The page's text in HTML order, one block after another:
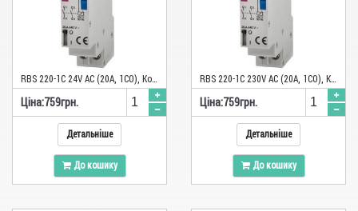
RВS 220-1C 24V AC (20A, 1CO), Контактор імпульсний
Цiна:759грн.
Детальніше
До кошику
RВS 220-1C 230V AC (20A, 1CO), Контактор імпульсний
Цiна:759грн.
Детальніше
До кошику